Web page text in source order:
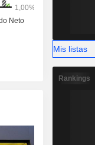
Mis listas
Rankings